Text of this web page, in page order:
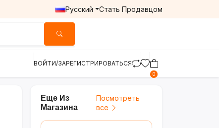
Русский Стать Продавцом
ВОЙТИ/ЗАРЕГИСТРИРОВАТЬСЯ
0
Еще Из
Магазина
Посмотреть
все